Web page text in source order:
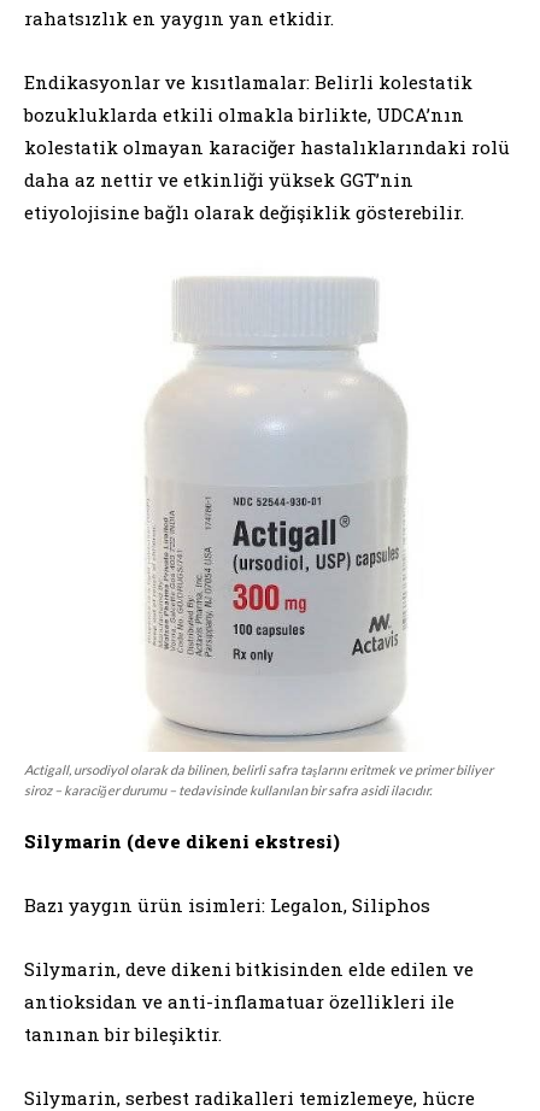
rahatsızlık en yaygın yan etkidir.
Endikasyonlar ve kısıtlamalar: Belirli kolestatik
bozukluklarda etkili olmakla birlikte, UDCA’nın
kolestatik olmayan karaciğer hastalıklarındaki rolü
daha az nettir ve etkinliği yüksek GGT’nin
etiyolojisine bağlı olarak değişiklik gösterebilir.
Actigall, ursodiyol olarak da bilinen, belirli safra taşlarını eritmek ve primer biliyer
siroz – karaciğer durumu – tedavisinde kullanılan bir safra asidi ilacıdır.
Silymarin (deve dikeni ekstresi)
Bazı yaygın ürün isimleri: Legalon, Siliphos
Silymarin, deve dikeni bitkisinden elde edilen ve
antioksidan ve anti-inflamatuar özellikleri ile
tanınan bir bileşiktir.
Silymarin, serbest radikalleri temizlemeye, hücre